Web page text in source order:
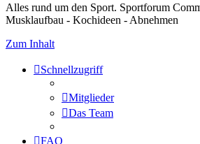
Alles rund um den Sport. Sportforum
Musklaufbau - Kochideen - Abnehmen
Zum Inhalt
Schnellzugriff
Mitglieder
Das Team
FAQ